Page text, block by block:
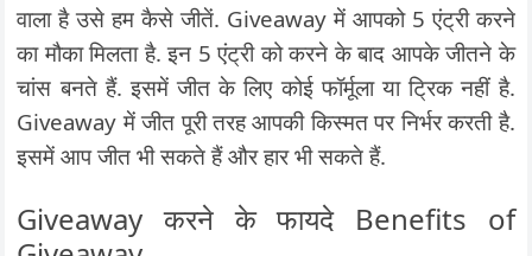
वाला है उसे हम कैसे जीतें. Giveaway में आपको 5 एंट्री करने
का मौका मिलता है. इन 5 एंट्री को करने के बाद आपके जीतने के
चांस बनते हैं. इसमें जीत के लिए कोई फॉर्मूला या ट्रिक नहीं है.
Giveaway में जीत पूरी तरह आपकी किस्मत पर निर्भर करती है.
इसमें आप जीत भी सकते हैं और हार भी सकते हैं.
Giveaway करने के फायदे Benefits of